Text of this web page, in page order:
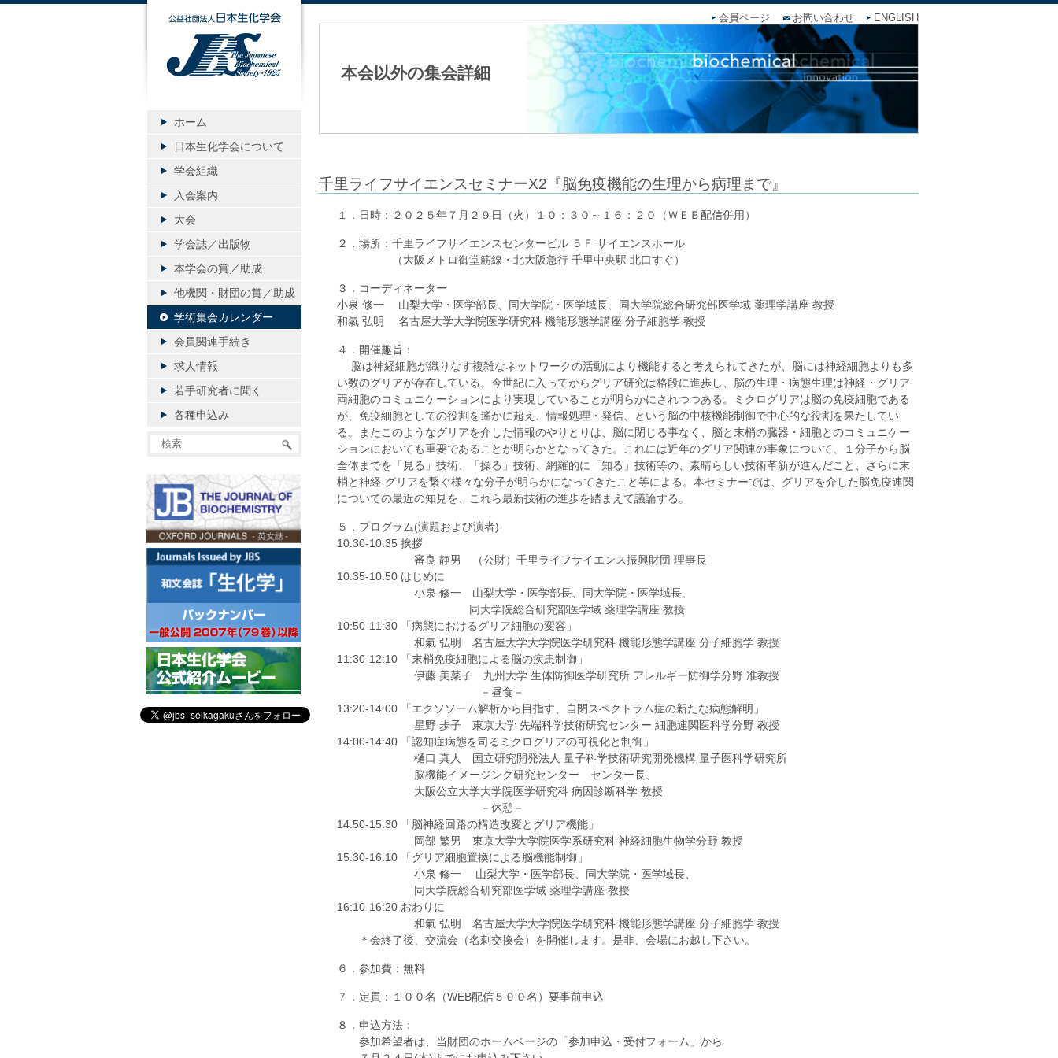
会員ページ お問い合わせ ENGLISH
本会以外の集会詳細
千里ライフサイエンスセミナーX2『脳免疫機能の生理から病理まで』
１．日時：２０２５年７月２９日（火）１０：３０～１６：２０（ＷＥＢ配信併用）
２．場所：千里ライフサイエンスセンタービル ５Ｆ サイエンスホール
（大阪メトロ御堂筋線・北大阪急行 千里中央駅 北口すぐ）
３．コーディネーター
小泉 修一 山梨大学・医学部長、同大学院・医学域長、同大学院総合研究部医学域 薬理学講座 教授
和氣 弘明 名古屋大学大学院医学研究科 機能形態学講座 分子細胞学 教授
４．開催趣旨：
脳は神経細胞が織りなす複雑なネットワークの活動により機能すると考えられてきたが、脳には神経細胞よりも多
い数のグリアが存在している。今世紀に入ってからグリア研究は格段に進歩し、脳の生理・病態生理は神経・グリア
両細胞のコミュニケーションにより実現していることが明らかにされつつある。ミクログリアは脳の免疫細胞である
が、免疫細胞としての役割を遙かに超え、情報処理・発信、という脳の中核機能制御で中心的な役割を果たしてい
る。またこのようなグリアを介した情報のやりとりは、脳に閉じる事なく、脳と末梢の臓器・細胞とのコミュニケー
ションにおいても重要であることが明らかとなってきた。これには近年のグリア関連の事象について、１分子から脳
全体までを「見る」技術、「操る」技術、網羅的に「知る」技術等の、素晴らしい技術革新が進んだこと、さらに末
梢と神経-グリアを繋ぐ様々な分子が明らかになってきたこと等による。本セミナーでは、グリアを介した脳免疫連関
についての最近の知見を、これら最新技術の進歩を踏まえて議論する。
５．プログラム(演題および演者)
10:30-10:35 挨拶
審良 静男 （公財）千里ライフサイエンス振興財団 理事長
10:35-10:50 はじめに
小泉 修一 山梨大学・医学部長、同大学院・医学域長、
同大学院総合研究部医学域 薬理学講座 教授
10:50-11:30 「病態におけるグリア細胞の変容」
和氣 弘明 名古屋大学大学院医学研究科 機能形態学講座 分子細胞学 教授
11:30-12:10 「末梢免疫細胞による脳の疾患制御」
伊藤 美菜子 九州大学 生体防御医学研究所 アレルギー防御学分野 准教授
－昼食－
13:20-14:00 「エクソソーム解析から目指す、自閉スペクトラム症の新たな病態解明」
星野 歩子 東京大学 先端科学技術研究センター 細胞連関医科学分野 教授
14:00-14:40 「認知症病態を司るミクログリアの可視化と制御」
樋口 真人 国立研究開発法人 量子科学技術研究開発機構 量子医科学研究所
脳機能イメージング研究センター センター長、
大阪公立大学大学院医学研究科 病因診断科学 教授
－休憩－
14:50-15:30 「脳神経回路の構造改変とグリア機能」
岡部 繁男 東京大学大学院医学系研究科 神経細胞生物学分野 教授
15:30-16:10 「グリア細胞置換による脳機能制御」
小泉 修一 山梨大学・医学部長、同大学院・医学域長、
同大学院総合研究部医学域 薬理学講座 教授
16:10-16:20 おわりに
和氣 弘明 名古屋大学大学院医学研究科 機能形態学講座 分子細胞学 教授
＊会終了後、交流会（名刺交換会）を開催します。是非、会場にお越し下さい。
６．参加費：無料
７．定員：１００名（WEB配信５００名）要事前申込
８．申込方法：
参加希望者は、当財団のホームベージの「参加申込・受付フォーム」から
公益社団法人日本生化学会
ホーム
日本生化学会について
学会組織
入会案内
大会
学会誌／出版物
本学会の賞／助成
他機関・財団の賞／助成
学術集会カレンダー
会員関連手続き
求人情報
若手研究者に聞く
各種申込み